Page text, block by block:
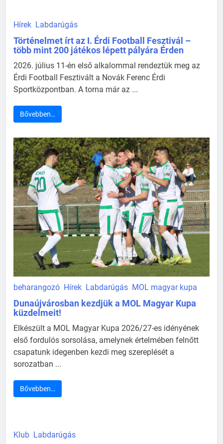
Hírek Labdarúgás
Történelmet írt az I. Érdi Football Fesztivál –
több mint 200 játékos lépett pályára Érden
2026. július 11-én első alkalommal rendeztük meg az
Érdi Football Fesztivált a Novák Ferenc Érdi
Sportközpontban. A torna már az ...
Bővebben…
beharangozó Hírek Labdarúgás MOL magyar kupa
Dunaújvárosban kezdjük a MOL Magyar Kupa
küzdelmeit!
Elkészült a MOL Magyar Kupa 2026/27-es idényének
első fordulós sorsolása, amelynek értelmében felnőtt
csapatunk idegenben kezdi meg szereplését a
sorozatban ...
Bővebben…
Klub Labdarúgás